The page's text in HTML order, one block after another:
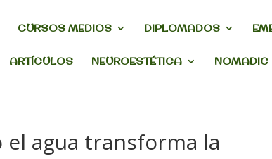
CURSOS MEDIOS DIPLOMADOS
ARTÍCULOS NEUROESTÉTICA NOMADIC
el agua transforma la